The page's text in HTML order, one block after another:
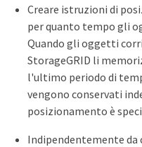
Creare istruzioni di
per quanto tempo gli
Quando gli oggetti
StorageGRID li
l'ultimo periodo di
vengono conservati
posizionamento è
Indipendentemente